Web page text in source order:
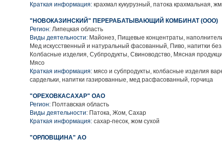
Краткая информация: крахмал кукурузный, патока крахмальная,
"НОВОКАЗИНСКИЙ" ПЕРЕРАБАТЫВАЮЩИЙ КОМБИНАТ (ООО)
Регион: Липецкая область
Виды деятельности: Майонез, Пищевые концентраты,
Мед искусственный и натуральный фасованный, Пиво, напитки
Колбасные изделия, Субпродукты, Свиноводство, Мясная
Мясо
Краткая информация: мясо и субпродукты, колбасные изделия
сардельки, напитки газированные, мед расфасованный, горчица
"ОРЕХОВКАСАХАР" ОАО
Регион: Полтавская область
Виды деятельности: Патока, Жом, Сахар
Краткая информация: сахар-песок, жом сухой
"ОРЛОВЩИНА" АО